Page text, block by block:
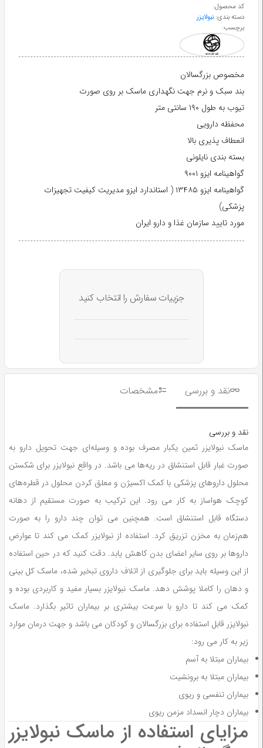
ابزار
جراحی
کد محصول:
دسته بندی: نبولایزر
برچسب:
مخصوص بزرگسالان
بند سبک و نرم جهت نگهداری ماسک بر روی صورت
تیوب به طول ۱۹۰ سانتی متر
محفظه دارویی
انعطاف پذیری بالا
بسته بندی نایلونی
گواهینامه ایزو ۹۰۰۱
گواهینامه ایزو ۱۳۴۸۵ ( استاندارد ایزو مدیریت کیفیت تجهیزات
پزشکی)
مورد تایید سازمان غذا و دارو ایران
جزییات سفارش را انتخاب کنید
نقد و بررسی مشخصات
نقد و بررسی
ماسک نبولایزر ثمین یکبار مصرف بوده و وسیله‌ای جهت تحویل دارو به
صورت غبار قابل استنشاق در ریه‌ها می باشد. در واقع نبولایزر برای شکستن
محلول داروهای پزشکی با کمک اکسیژن و معلق کردن محلول در قطره‌های
کوچک هواساز به کار می رود. این ترکیب به صورت مستقیم از دهانه
دستگاه قابل استنشاق است. همچنین می توان چند دارو را به صورت
هم‌زمان به مخزن تزریق کرد. استفاده از نبولایزر کمک می کند تا عوارض
داروها بر روی سایر اعضای بدن کاهش یابد. دقت کنید که در حین استفاده
از این وسیله باید برای جلوگیری از اتلاف داروی تبخیر شده، ماسک کل بینی
و دهان را کاملا پوشش دهد. ماسک نبولایزر بسیار مفید و کاربردی بوده و
کمک می کند تا دارو با سرعت بیشتری بر بیماران تاثیر بگذارد. ماسک
نبولایزر قابل استفاده برای بزرگسالان و کودکان می باشد و جهت درمان موارد
زیر به کار می رود:
بیماران مبتلا به آسم
بیماران مبتلا به برونشیت
بیماران تنفسی و ریوی
بیماران دچار انسداد مزمن ریوی
مزایای استفاده از ماسک نبولایزر